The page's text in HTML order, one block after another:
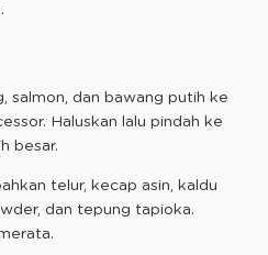
salmon, dan bawang putih ke
Haluskan lalu pindah ke
besar.
telur, kecap asin, kaldu
dan tepung tapioka.